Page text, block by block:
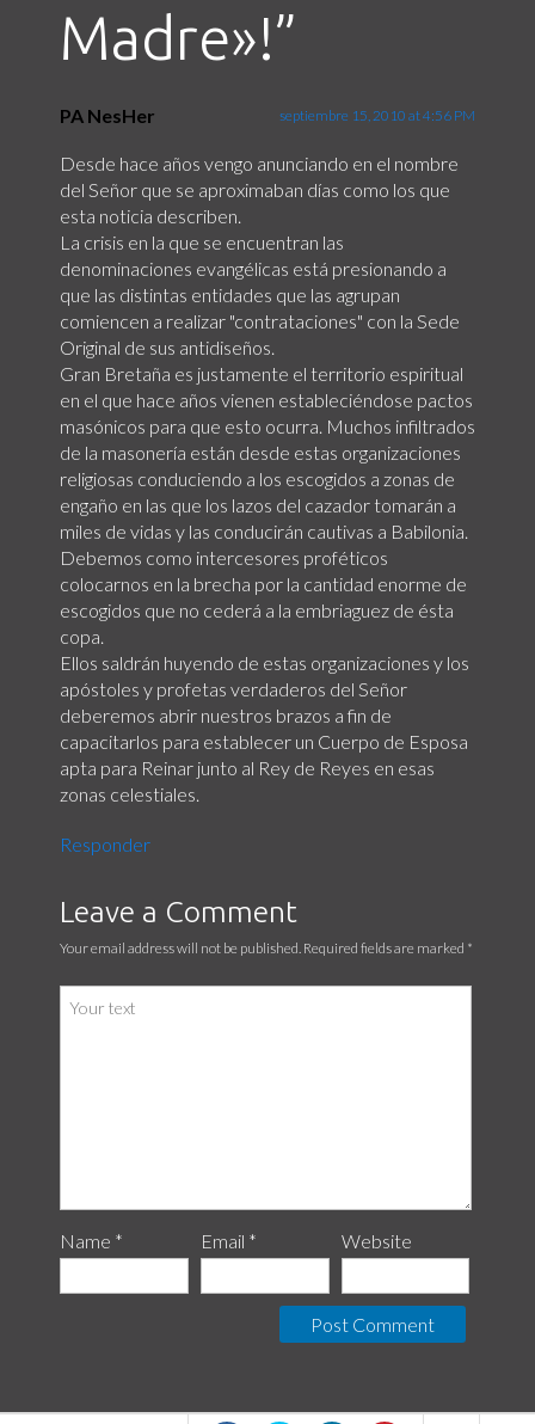
Madre»!”
PA NesHer septiembre 15, 2010 at 4:56 PM
Desde hace años vengo anunciando en el nombre
del Señor que se aproximaban días como los que
esta noticia describen.
La crisis en la que se encuentran las
denominaciones evangélicas está presionando a
que las distintas entidades que las agrupan
comiencen a realizar "contrataciones" con la Sede
Original de sus antidiseños.
Gran Bretaña es justamente el territorio espiritual
en el que hace años vienen estableciéndose pactos
masónicos para que esto ocurra. Muchos infiltrados
de la masonería están desde estas organizaciones
religiosas conduciendo a los escogidos a zonas de
engaño en las que los lazos del cazador tomarán a
miles de vidas y las conducirán cautivas a Babilonia.
Debemos como intercesores proféticos
colocarnos en la brecha por la cantidad enorme de
escogidos que no cederá a la embriaguez de ésta
copa.
Ellos saldrán huyendo de estas organizaciones y los
apóstoles y profetas verdaderos del Señor
deberemos abrir nuestros brazos a fin de
capacitarlos para establecer un Cuerpo de Esposa
apta para Reinar junto al Rey de Reyes en esas
zonas celestiales.
Responder
Leave a Comment
Your email address will not be published. Required fields are marked *
Name * Email * Website